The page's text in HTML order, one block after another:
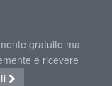
gratuito ma
e ricevere